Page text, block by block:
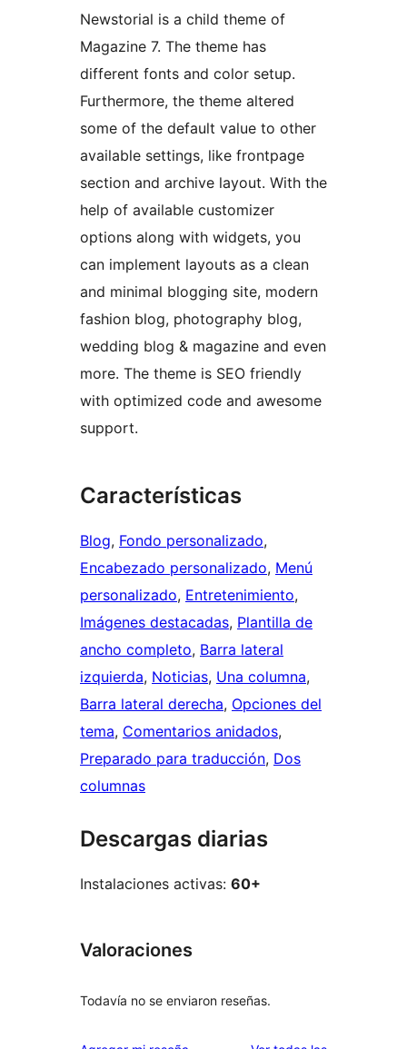
Newstorial is a child theme of
Magazine 7. The theme has
different fonts and color setup.
Furthermore, the theme altered
some of the default value to other
available settings, like frontpage
section and archive layout. With the
help of available customizer
options along with widgets, you
can implement layouts as a clean
and minimal blogging site, modern
fashion blog, photography blog,
wedding blog & magazine and even
more. The theme is SEO friendly
with optimized code and awesome
support.
Características
Blog, Fondo personalizado
Encabezado personalizado, Menú
personalizado, Entretenimiento
Imágenes destacadas, Plantilla de
ancho completo, Barra lateral
izquierda, Noticias, Una columna
Barra lateral derecha, Opciones del
tema, Comentarios anidados
Preparado para traducción, Dos
columnas
Descargas diarias
Instalaciones activas: 60+
Valoraciones
Todavía no se enviaron reseñas.